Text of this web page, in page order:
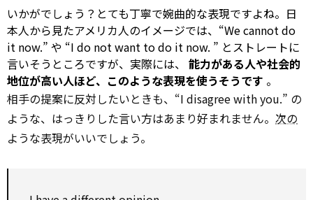
いかがでしょう？とても丁寧で婉曲的な表現ですよね。日
本人から見たアメリカ人のイメージでは、“We cannot do
it now.” や “I do not want todo it now. ” とストレートに
言いそうところですが、実際には、 能力がある人や社会的
地位が高い人ほど、このような表現を使うそうです 。
相手の提案に反対したいときも、“I disagree with you.” の
ような、はっきりした言い方はあまり好まれません。 次の
ような表現がいいでしょう。